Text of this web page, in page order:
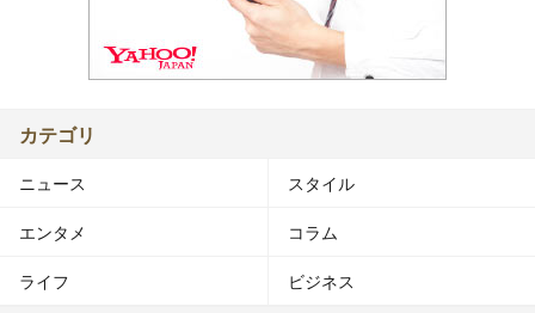
カテゴリ
ニュース スタイル
エンタメ コラム
ライフ ビジネス